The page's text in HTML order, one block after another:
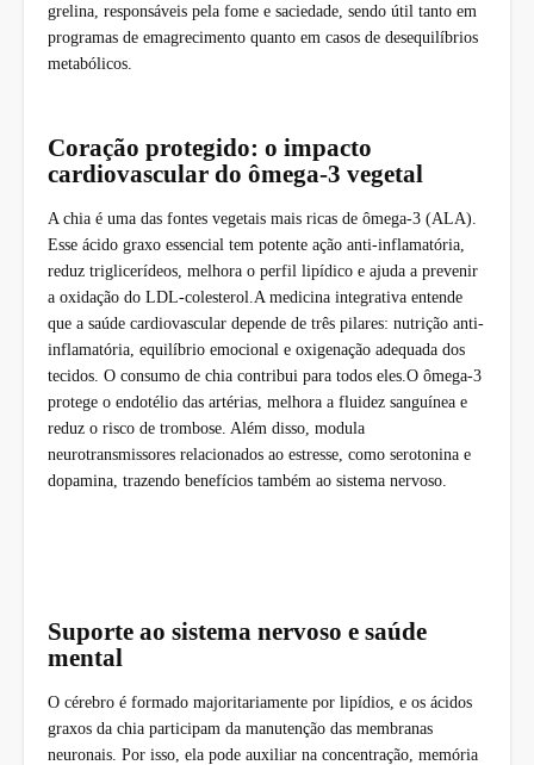
grelina, responsáveis pela fome e saciedade, sendo útil tanto em
programas de emagrecimento quanto em casos de desequilíbrios
metabólicos.
Coração protegido: o impacto
cardiovascular do ômega-3 vegetal
A chia é uma das fontes vegetais mais ricas de ômega-3 (ALA).
Esse ácido graxo essencial tem potente ação anti-inflamatória,
reduz triglicerídeos, melhora o perfil lipídico e ajuda a prevenir
a oxidação do LDL-colesterol.A medicina integrativa entende
que a saúde cardiovascular depende de três pilares: nutrição anti-
inflamatória, equilíbrio emocional e oxigenação adequada dos
tecidos. O consumo de chia contribui para todos eles.O ômega-3
protege o endotélio das artérias, melhora a fluidez sanguínea e
reduz o risco de trombose. Além disso, modula
neurotransmissores relacionados ao estresse, como serotonina e
dopamina, trazendo benefícios também ao sistema nervoso.
Suporte ao sistema nervoso e saúde
mental
O cérebro é formado majoritariamente por lipídios, e os ácidos
graxos da chia participam da manutenção das membranas
neuronais. Por isso, ela pode auxiliar na concentração, memória